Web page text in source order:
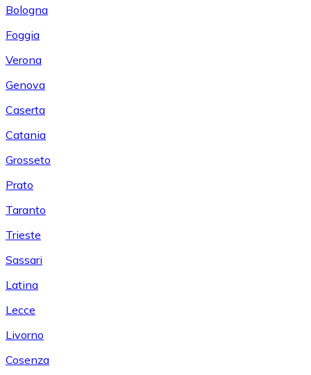
Bologna
Foggia
Verona
Genova
Caserta
Catania
Grosseto
Prato
Taranto
Trieste
Sassari
Latina
Lecce
Livorno
Cosenza